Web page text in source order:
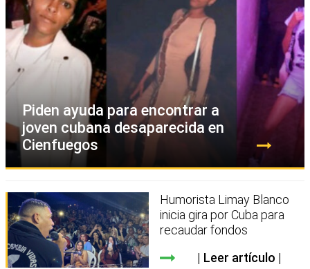
Piden ayuda para encontrar a
joven cubana desaparecida en
Cienfuegos
Humorista Limay Blanco
inicia gira por Cuba para
recaudar fondos
Leer artículo